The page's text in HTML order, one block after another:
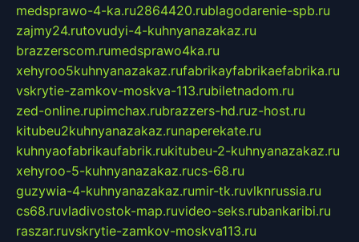
medsprawo-4-ka.ru2864420.rublagodarenie-spb.ru
zajmy24.rutovudyi-4-kuhnyanazakaz.ru
brazzerscom.rumedsprawo4ka.ru
xehyroo5kuhnyanazakaz.rufabrikayfabrikaefabrika.ru
vskrytie-zamkov-moskva-113.rubiletnadom.ru
zed-online.rupimchax.rubrazzers-hd.ruz-host.ru
kitubeu2kuhnyanazakaz.runaperekate.ru
kuhnyaofabrikaufabrik.rukitubeu-2-kuhnyanazakaz.ru
xehyroo-5-kuhnyanazakaz.rucs-68.ru
guzywia-4-kuhnyanazakaz.rumir-tk.ruvlknrussia.ru
cs68.ruvladivostok-map.ruvideo-seks.rubankaribi.ru
raszar.ruvskrytie-zamkov-moskva113.ru